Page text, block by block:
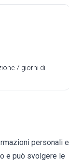
7 giorni di
personali e
e può svolgere le